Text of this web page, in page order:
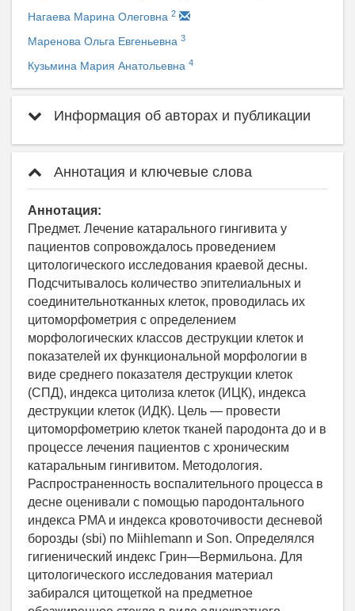
Нагаева Марина Олеговна 2
Маренова Ольга Евгеньевна 3
Кузьмина Мария Анатольевна 4
Информация об авторах и публикации
Аннотация и ключевые слова
Аннотация:
Предмет. Лечение катарального гингивита у
пациентов сопровождалось проведением
цитологического исследования краевой десны.
Подсчитывалось количество эпителиальных и
соединительнотканных клеток, проводилась их
цитоморфометрия с определением
морфологических классов деструкции клеток и
показателей их функциональной морфологии в
виде среднего показателя деструкции клеток
(СПД), индекса цитолиза клеток (ИЦК), индекса
деструкции клеток (ИДК). Цель — провести
цитоморфометрию клеток тканей пародонта до и в
процессе лечения пациентов с хроническим
катаральным гингивитом. Методология.
Распространенность воспалительного процесса в
десне оценивали с помощью пародонтального
индекса PMA и индекса кровоточивости десневой
борозды (sbi) по Miihlemann и Son. Определялся
гигиенический индекс Грин—Вермильона. Для
цитологического исследования материал
забирался цитощеткой на предметное